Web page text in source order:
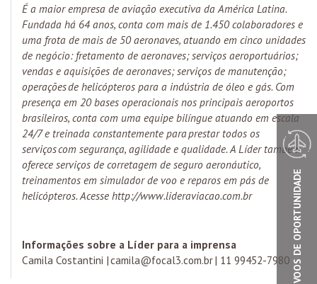
É a maior empresa de aviação executiva da América Latina.
Fundada há 64 anos, conta com mais de 1.450 colaboradores e
uma frota de mais de 50 aeronaves, atuando em cinco unidades
de negócio: fretamento de aeronaves; serviços aeroportuários;
vendas e aquisições de aeronaves; serviços de manutenção;
operações de helicópteros para a indústria de óleo e gás. Com
presença em 20 bases operacionais nos principais aeroportos
brasileiros, conta com uma equipe bilíngue atuando em escala
24/7 e treinada constantemente para prestar todos os
serviços com segurança, agilidade e qualidade. A Líder também
oferece serviços de corretagem de seguro aeronáutico,
treinamentos em simulador de voo e reparos em pás de
helicópteros. Acesse http://www.lideraviacao.com.br
Informações sobre a Líder para a imprensa
Camila Costantini |camila@focal3.com.br| 11 99452-7980 VOOS DE OPORTUNIDADE